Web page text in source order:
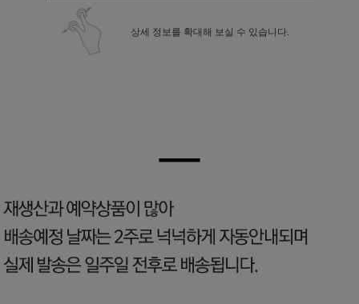
상세 정보를 확대해 보실 수 있습니다.